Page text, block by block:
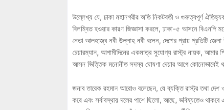
উল্লেখ্য যে, ঢাকা মহানগরীর অতি নিকটবর্তী ও গুরুত্বপূর্ণ
বিলম্বিত হওয়ার কারণ জিজ্ঞাসা করলে, ঢাকা-৫ আসনে বিএনপি
নেতা আলহাজ্ব নবী উল্লাহ নবী বলেন, দেশের প্রায় প্রতিটি
চেয়ারম্যান, আগামীদিনের একমাত্র সুযোগ্য রাস্ট্র নায়ক, আমার
আসন ভিত্তিক মনোনীত সদস্য ঘোষণা দেয়ার আগে কোনোভাবেই
জনাব তারেক রহমান আরোও বলেছেন, যে ব্যক্তি রাস্ট্র তথা দেশ
করে এবং সর্বাবস্থায় দলের পাশে ছিলো, আছে, ভবিষ্যতেও থাকবে